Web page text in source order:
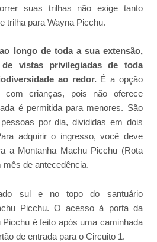
suas trilhas não exige tanto
trilha para Wayna Picchu.
longo de toda a sua extensão,
vistas privilegiadas de toda
ao redor.É a opção
com crianças, pois não oferece
é permitida para menores. São
por dia, divididas em dois
adquirir o ingresso, você deve
a Montanha Machu Picchu (Rota
de antecedência.
sul e no topo do santuário
Picchu. O acesso à porta da
Picchu é feito após uma caminhada
de entrada para o Circuito 1.